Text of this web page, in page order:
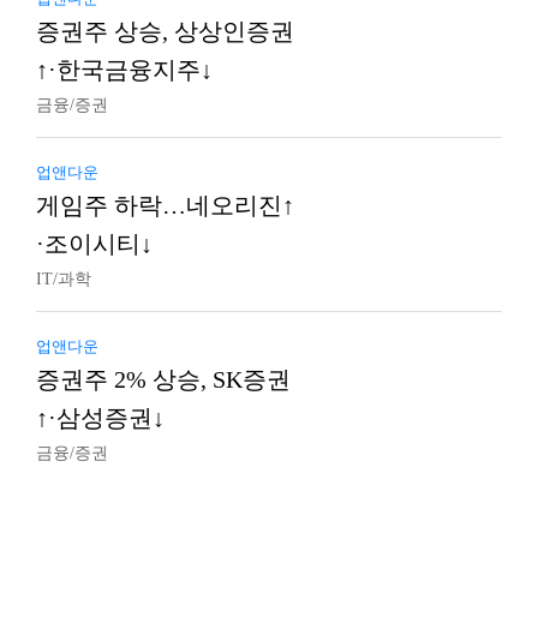
증권주 상승, 상상인증권
↑·한국금융지주↓
금융/증권
업앤다운
게임주 하락…네오리진↑
·조이시티↓
IT/과학
업앤다운
증권주 2% 상승, SK증권
↑·삼성증권↓
금융/증권